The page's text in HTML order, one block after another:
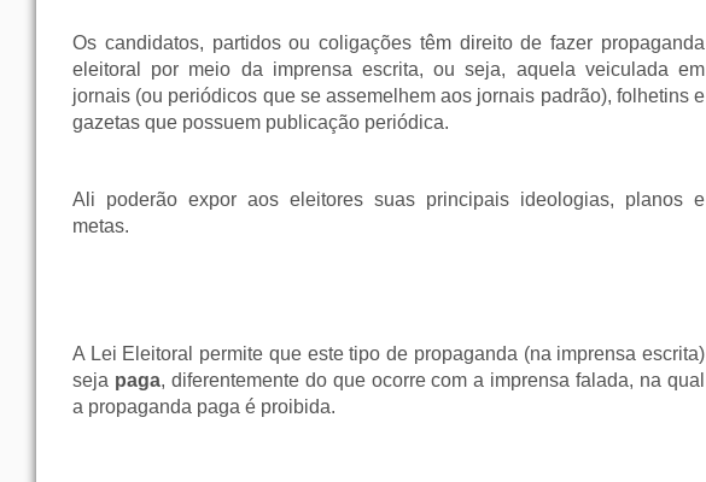
Os candidatos, partidos ou coligações têm direito de fazer propaganda
eleitoral por meio da imprensa escrita, ou seja, aquela veiculada em
jornais (ou periódicos que se assemelhem aos jornais padrão), folhetins e
gazetas que possuem publicação periódica.
Ali poderão expor aos eleitores suas principais ideologias, planos e
metas.
A Lei Eleitoral permite que este tipo de propaganda (na imprensa escrita)
seja paga, diferentemente do que ocorre com a imprensa falada, na qual
a propaganda paga é proibida.